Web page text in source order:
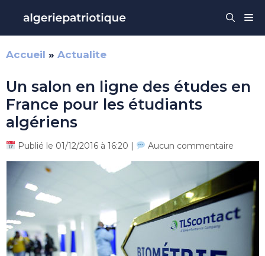
contenu
Accueil » Actualite
Un salon en ligne des études en
France pour les étudiants
algériens
Publié le 01/12/2016 à 16:20 | Aucun commentaire